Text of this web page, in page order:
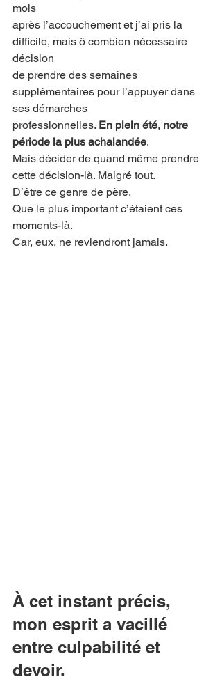
mois
après l’accouchement et j’ai pris la
difficile, mais ô combien nécessaire
décision
de prendre des semaines
supplémentaires pour l’appuyer dans
ses démarches
professionnelles. En plein été, notre
période la plus achalandée.
Mais décider de quand même prendre
cette décision-là. Malgré tout.
D’être ce genre de père.
Que le plus important c’étaient ces
moments-là.
Car, eux, ne reviendront jamais.
À cet instant précis,
mon esprit a vacillé
entre culpabilité et
devoir.